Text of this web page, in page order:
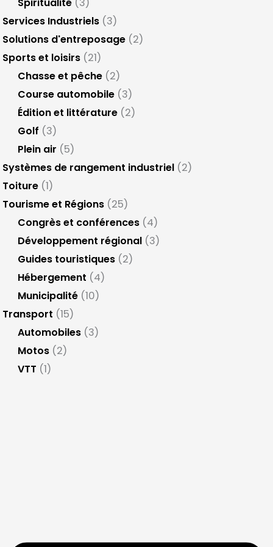
Services Industriels (3)
Solutions d'entreposage (2)
Sports et loisirs (21)
Chasse et pêche(2)
Course automobile(3)
Édition et littérature(2)
Golf (3)
Plein air (5)
Systèmes de rangement industriel (2)
Toiture (1)
Tourisme et Régions (25)
Congrès et conférences(4)
Développement régional(3)
Guides touristiques(2)
Hébergement (4)
Municipalité(10)
Transport (15)
Automobiles(3)
Motos(2)
VTT (1)